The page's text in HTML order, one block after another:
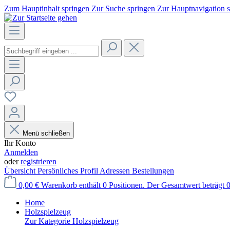
Zum Hauptinhalt springen Zur Suche springen Zur Hauptnavigation
Menü schließen
Ihr Konto
Anmelden
oderregistrieren
Übersicht Persönliches Profil Adressen Bestellungen
0,00 € Warenkorb enthält 0 Positionen. Der Gesamtwert beträgt
Home
Holzspielzeug
Zur Kategorie Holzspielzeug